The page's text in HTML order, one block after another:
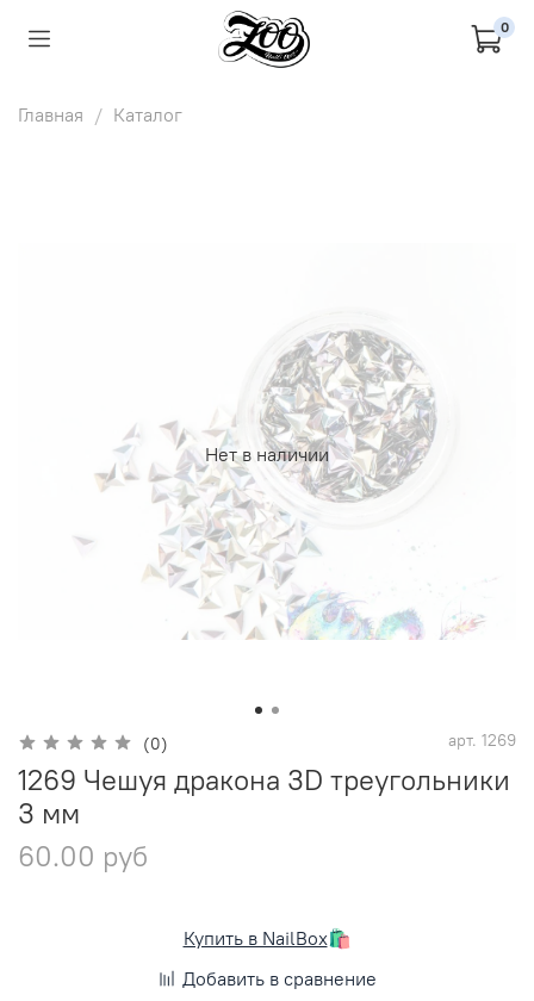
0
Главная Каталог
Нет в наличии
(0) арт. 1269
1269 Чешуя дракона 3D треугольники
3 мм
60.00 руб
Купить в NailBox🛍️
Добавить в сравнение